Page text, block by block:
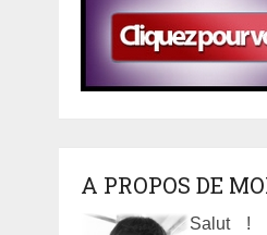
A PROPOS DE
Salut !